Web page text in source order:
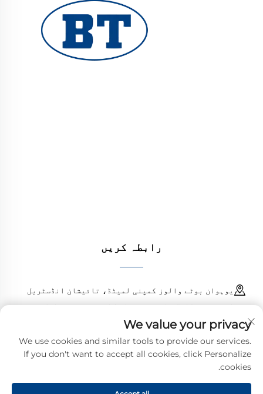
رابطہ کریں
یوہوان بوٹے والوز کمپنی لمیٹڈ، تائیشان انڈسٹریل
اسٹیٹ، چنگانگ ٹاؤن، یوہوان کاؤنٹی، زھیجیانگ، چین
[email protected]
We value your privacy
We use cookies and similar tools to provide our services.
If you don't want to accept all cookies, click Personalize
cookies.